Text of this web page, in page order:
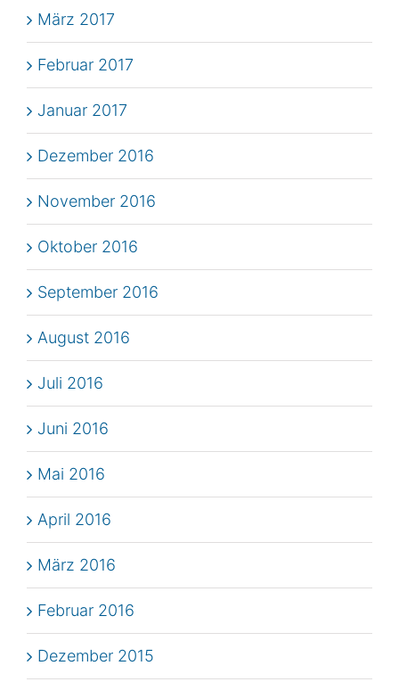
März 2017
Februar 2017
Januar 2017
Dezember 2016
November 2016
Oktober 2016
September 2016
August 2016
Juli 2016
Juni 2016
Mai 2016
April 2016
März 2016
Februar 2016
Dezember 2015